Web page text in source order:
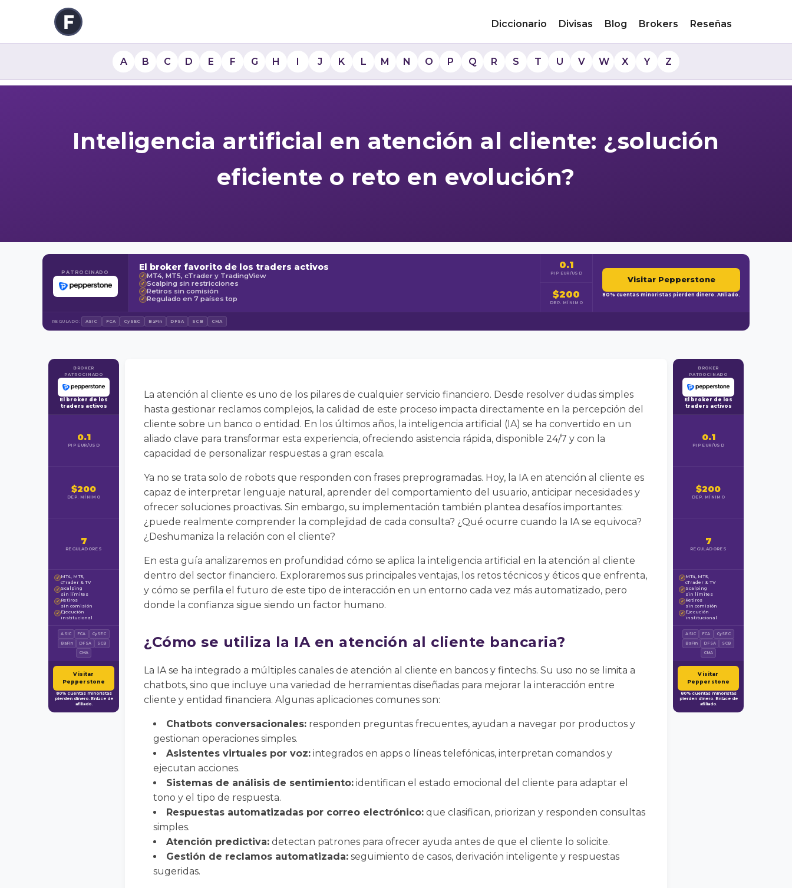
Diccionario Divisas Blog Brokers Reseñas
A B C D E F G H I J K L M N O P Q R S T U V W X Y Z
Inteligencia artificial en atención al cliente: ¿solución
eficiente o reto en evolución?
PATROCINADO El broker favorito de los traders activos
✓ MT4, MT5, cTrader y TradingView
✓ Scalping sin restricciones
✓ Retiros sin comisión
✓ Regulado en 7 países top
0.1
PIP EUR/USD
$200
DEP. MÍNIMO
Visitar Pepperstone
80% cuentas minoristas pierden dinero. Afiliado.
REGULADO: ASIC FCA CySEC BaFin DFSA SCB CMA
BROKER
PATROCINADO
El broker de los
traders activos
0.1
PIP EUR/USD
$200
DEP. MÍNIMO
7
REGULADORES
✓ MT4, MT5,
cTrader & TV
✓ Scalping
sin límites
✓ Retiros
sin comisión
✓ Ejecución
institucional
ASIC FCA
CySEC
BaFin
DFSA
SCB
CMA
Visitar
Pepperstone
80% cuentas minoristas
pierden dinero. Enlace de
afiliado.
La atención al cliente es uno de los pilares de cualquier servicio financiero. Desde resolver dudas simples
hasta gestionar reclamos complejos, la calidad de este proceso impacta directamente en la percepción del
cliente sobre un banco o entidad. En los últimos años, la inteligencia artificial (IA) se ha convertido en un
aliado clave para transformar esta experiencia, ofreciendo asistencia rápida, disponible 24/7 y con la
capacidad de personalizar respuestas a gran escala.
Ya no se trata solo de robots que responden con frases preprogramadas. Hoy, la IA en atención al cliente es
capaz de interpretar lenguaje natural, aprender del comportamiento del usuario, anticipar necesidades y
ofrecer soluciones proactivas. Sin embargo, su implementación también plantea desafíos importantes:
¿puede realmente comprender la complejidad de cada consulta? ¿Qué ocurre cuando la IA se equivoca?
¿Deshumaniza la relación con el cliente?
En esta guía analizaremos en profundidad cómo se aplica la inteligencia artificial en la atención al cliente
dentro del sector financiero. Exploraremos sus principales ventajas, los retos técnicos y éticos que enfrenta,
y cómo se perfila el futuro de este tipo de interacción en un entorno cada vez más automatizado, pero
donde la confianza sigue siendo un factor humano.
¿Cómo se utiliza la IA en atención al cliente bancaria?
La IA se ha integrado a múltiples canales de atención al cliente en bancos y fintechs. Su uso no se limita a
chatbots, sino que incluye una variedad de herramientas diseñadas para mejorar la interacción entre
cliente y entidad financiera. Algunas aplicaciones comunes son:
Chatbots conversacionales: responden preguntas frecuentes, ayudan a navegar por productos y
gestionan operaciones simples.
Asistentes virtuales por voz: integrados en apps o líneas telefónicas, interpretan comandos y
ejecutan acciones.
Sistemas de análisis de sentimiento: identifican el estado emocional del cliente para adaptar el
tono y el tipo de respuesta.
Respuestas automatizadas por correo electrónico: que clasifican, priorizan y responden consultas
simples.
Atención predictiva: detectan patrones para ofrecer ayuda antes de que el cliente lo solicite.
Gestión de reclamos automatizada: seguimiento de casos, derivación inteligente y respuestas
sugeridas.
BROKER
PATROCINADO
El broker de los
traders activos
0.1
PIP EUR/USD
$200
DEP. MÍNIMO
7
REGULADORES
✓ MT4, MT5,
cTrader & TV
✓ Scalping
sin límites
✓ Retiros
sin comisión
✓ Ejecución
institucional
ASIC FCA
CySEC
BaFin
DFSA
SCB
CMA
Visitar
Pepperstone
80% cuentas minoristas
pierden dinero. Enlace de
afiliado.